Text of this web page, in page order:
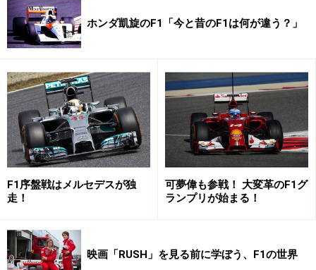
さすがF1と言える信頼性。完走率は高い。
今シーズンのウインターテストは様々なトラブルでテス
トをまともに走れないマシンが相次ぎ、大混乱のシーズ
ン開幕が予想されていた。レース中の燃料の制限もあ
り、全車リタイアも!? という話題まで登場するほどのバ
タバタぶりでの開幕だったが、開幕戦オーストラリアGP
ホンダ凱旋のF1「今と昔のF1は何が違う？」
F1序盤戦はメルセデスが独
走！
可夢偉も参戦！ 大変革のF1グ
ランプリが始まる！
映画「RUSH」を見る前に学ぼう、F1の世界